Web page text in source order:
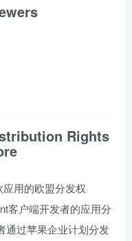
Rights
应用的欧盟分发权
客户端开发者的应用分
通过苹果企业计划分发